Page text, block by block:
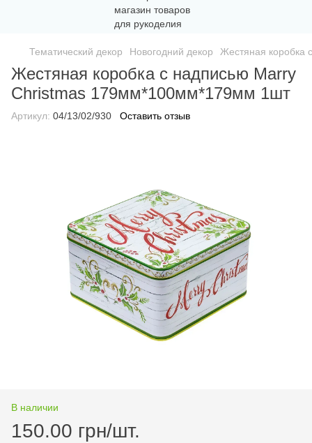
Тематический декор Новогодний декор Жестяная
Жестяная коробка с надписью Marry
Christmas 179мм*100мм*179мм 1шт
Артикул: 04/13/02/930 Оставить отзыв
В наличии
150.00 грн/шт.